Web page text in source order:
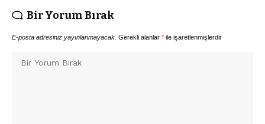
Bir Yorum Bırak
E-posta adresiniz yayınlanmayacak. Gerekli alanlar * ile işaretlenmişlerdir